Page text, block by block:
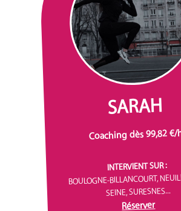
SARAH
Coaching dès 99,82 €/
INTERVIENT SUR :
BOULOGNE-BILLANCOURT,
SEINE, SURESNES...
Réserver